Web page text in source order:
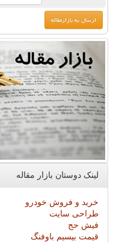
لینک دوستان بازار مقاله
خرید و فروش خودرو
طراحی سایت
فیش حج
قیمت بیسیم باوفنگ